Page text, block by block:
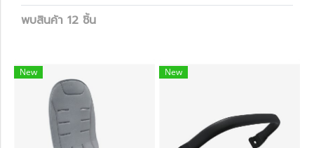
พบสินค้า 12 ชิ้น
New New